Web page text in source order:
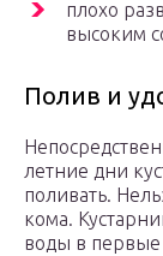
плохо
высоким
Полив и
летние дни
поливать.
кома.
воды в первые